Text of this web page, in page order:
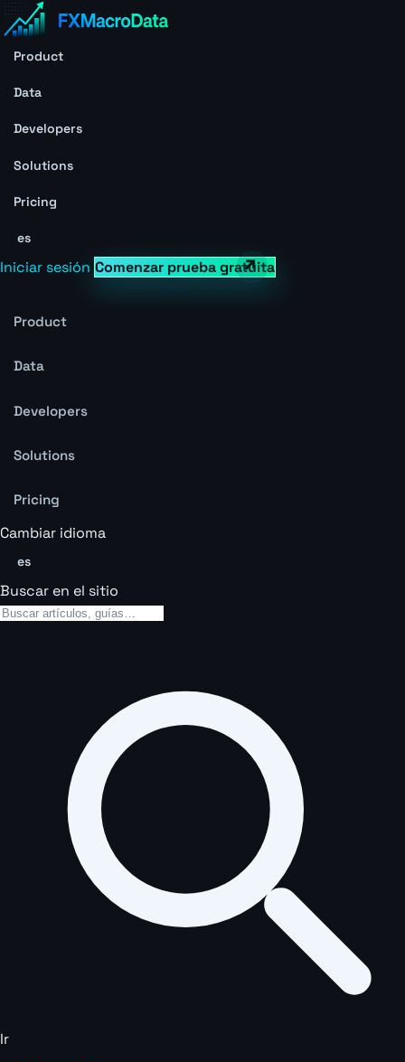
Product
Data
Developers
Solutions
Pricing
es
Iniciar sesión Comenzar prueba gratuita
Product
Data
Developers
Solutions
Pricing
Cambiar idioma
es
Buscar en el sitio
Ir